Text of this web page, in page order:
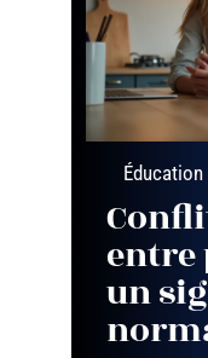
Éducation
entre
un